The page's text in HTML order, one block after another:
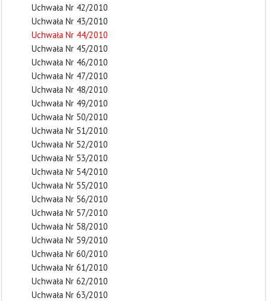
Uchwała Nr 42/2010
Uchwała Nr 43/2010
Uchwała Nr 44/2010
Uchwała Nr 45/2010
Uchwała Nr 46/2010
Uchwała Nr 47/2010
Uchwała Nr 48/2010
Uchwała Nr 49/2010
Uchwała Nr 50/2010
Uchwała Nr 51/2010
Uchwała Nr 52/2010
Uchwała Nr 53/2010
Uchwała Nr 54/2010
Uchwała Nr 55/2010
Uchwała Nr 56/2010
Uchwała Nr 57/2010
Uchwała Nr 58/2010
Uchwała Nr 59/2010
Uchwała Nr 60/2010
Uchwała Nr 61/2010
Uchwała Nr 62/2010
Uchwała Nr 63/2010